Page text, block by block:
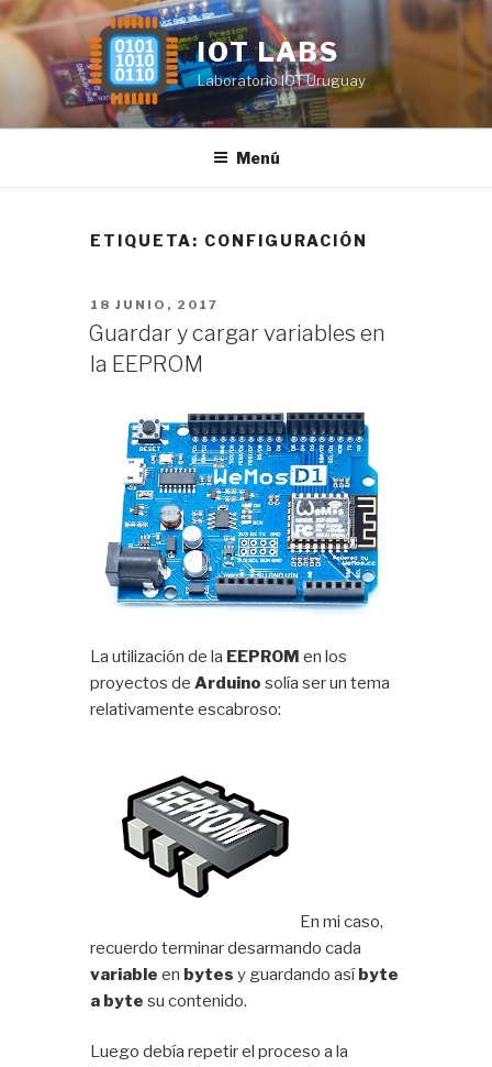
Saltar
al
contenido
IOT LABS
Laboratorio IOT Uruguay
Menú
ETIQUETA: CONFIGURACIÓN
PUBLICADO
EL
18 JUNIO, 2017
Guardar y cargar variables en
la EEPROM
La utilización de la EEPROM en los
proyectos deArduino solía ser un tema
relativamente escabroso:
En mi caso,
recuerdo terminar desarmando cada
variable en bytes y guardando asíbyte
a byte su contenido.
Luego debía repetir el proceso a la